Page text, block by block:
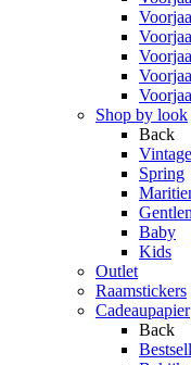
Shop by look
Back
Spring
Baby
Kids
Outlet
Raamstickers
Cadeaupapier
Back